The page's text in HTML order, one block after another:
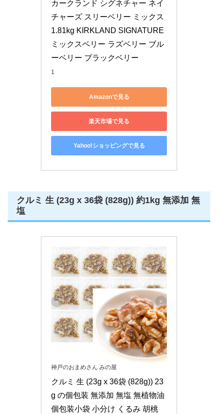
カークランド シグネチャー ネイ
チャーズ スリーベリー ミックス
1.81kg KIRKLAND SIGNATURE
ミックスベリー ラズベリー ブル
ーベリー ブラックベリー
1
Amazonで見る
楽天市場で見る
Yahoo!ショッピングで見る
クルミ 生 (23g x 36袋 (828g)) 約1kg 無添加 無
塩
神戸のおまめさん みの屋
クルミ 生 (23g x 36袋 (828g)) 23
g の個包装 無添加 無塩 無植物油
個包装小袋 小分け くるみ 胡桃